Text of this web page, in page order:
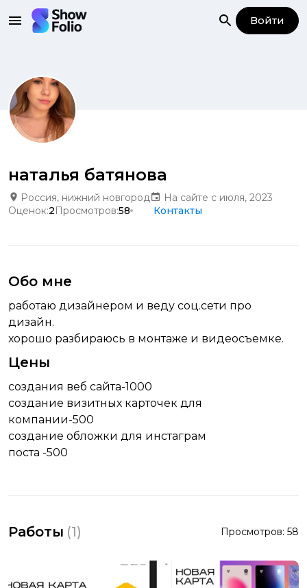
Войти
наталья батянова
Россия, нижний новгород
На сайте с июля, 2023
Оценок:2Просмотров:58 Контакты
Обо мне
работаю дизайнером и веду соц.сети про
дизайн.
хорошо разбираюсь в монтаже и видеосъемке.
Цены
создания веб сайта-1000
создание визитных карточек для
компании-500
создание обложки для инстаграм
поста -500
Работы (1) Просмотров: 58